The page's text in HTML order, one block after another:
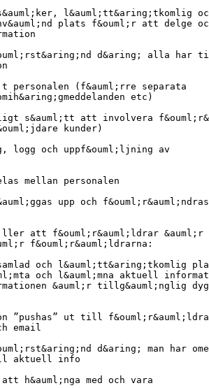
l&auml;tt&aring;tkomlig
plats f&ouml;r att delge
d&aring; alla
personalen (f&auml;rre separata
etc)
s&auml;tt att involvera
kunder)
logg och uppf&ouml;ljning av
mellan personalen
upp och f&ouml;r&auml;ndras
att f&ouml;r&auml;ldrar
f&ouml;r&auml;ldrarna:
och l&auml;tt&aring;tkomlig
och l&auml;mna aktuell
&auml;r tillg&auml;nglig
”pushas” ut till
email
d&aring; man har
aktuell info
h&auml;nga med och vara